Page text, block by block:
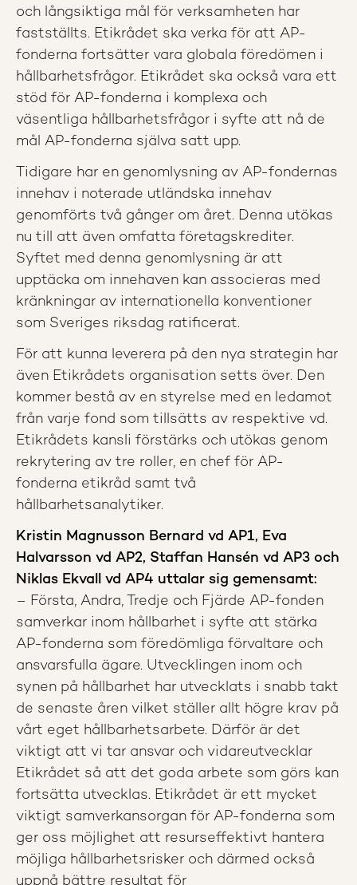
och långsiktiga mål för verksamheten har
fastställts. Etikrådet ska verka för att AP-
fonderna fortsätter vara globala föredömen i
hållbarhetsfrågor. Etikrådet ska också vara ett
stöd för AP-fonderna i komplexa och
väsentliga hållbarhetsfrågor i syfte att nå de
mål AP-fonderna själva satt upp.
Tidigare har en genomlysning av AP-fondernas
innehav i noterade utländska innehav
genomförts två gånger om året. Denna utökas
nu till att även omfatta företagskrediter.
Syftet med denna genomlysning är att
upptäcka om innehaven kan associeras med
kränkningar av internationella konventioner
som Sveriges riksdag ratificerat.
För att kunna leverera på den nya strategin har
även Etikrådets organisation setts över. Den
kommer bestå av en styrelse med en ledamot
från varje fond som tillsätts av respektive vd.
Etikrådets kansli förstärks och utökas genom
rekrytering av tre roller, en chef för AP-
fonderna etikråd samt två
hållbarhetsanalytiker.
Kristin Magnusson Bernard vd AP1, Eva
Halvarsson vd AP2, Staffan Hansén vd AP3 och
Niklas Ekvall vd AP4 uttalar sig gemensamt:
– Första, Andra, Tredje och Fjärde AP-fonden
samverkar inom hållbarhet i syfte att stärka
AP-fonderna som föredömliga förvaltare och
ansvarsfulla ägare. Utvecklingen inom och
synen på hållbarhet har utvecklats i snabb takt
de senaste åren vilket ställer allt högre krav på
vårt eget hållbarhetsarbete. Därför är det
viktigt att vi tar ansvar och vidareutvecklar
Etikrådet så att det goda arbete som görs kan
fortsätta utvecklas. Etikrådet är ett mycket
viktigt samverkansorgan för AP-fonderna som
ger oss möjlighet att resurseffektivt hantera
möjliga hållbarhetsrisker och därmed också
uppnå bättre resultat för